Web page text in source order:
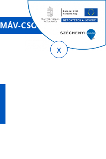
MÁV-CSOPORT